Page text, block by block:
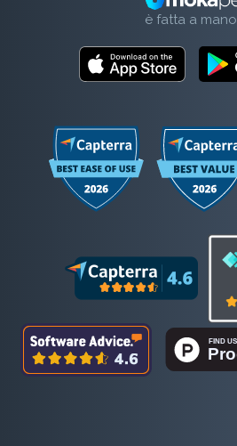
è fatta a mano